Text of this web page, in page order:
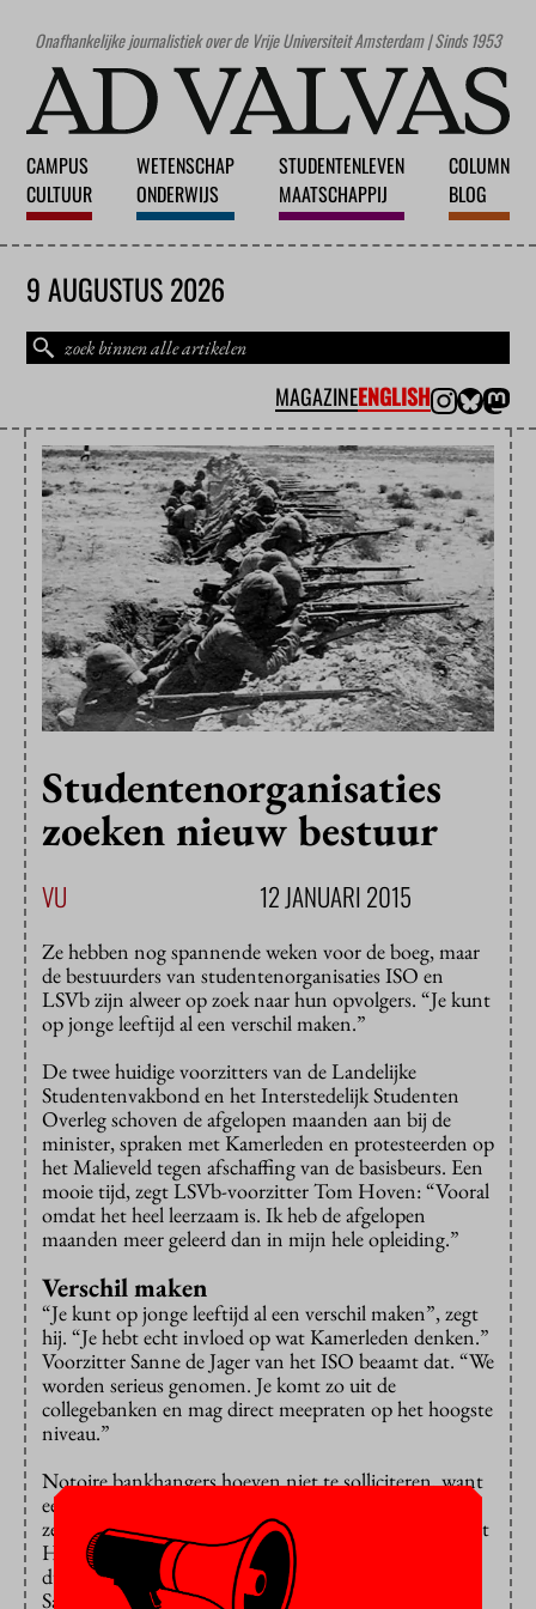
Onafhankelijke journalistiek over de Vrije Universiteit Amsterdam | Sinds 1953
CAMPUS
CULTUUR
WETENSCHAP
ONDERWIJS
STUDENTENLEVEN
MAATSCHAPPIJ
COLUMN
BLOG
9 AUGUSTUS 2026
MAGAZINEENGLISH
Studentenorganisaties
zoeken nieuw bestuur
VU 12 JANUARI 2015
Ze hebben nog spannende weken voor de boeg, maar
de bestuurders van studentenorganisaties ISO en
LSVb zijn alweer op zoek naar hun opvolgers. “Je kunt
op jonge leeftijd al een verschil maken.”
De twee huidige voorzitters van de Landelijke
Studentenvakbond en het Interstedelijk Studenten
Overleg schoven de afgelopen maanden aan bij de
minister, spraken met Kamerleden en protesteerden op
het Malieveld tegen afschaffing van de basisbeurs. Een
mooie tijd, zegt LSVb-voorzitter Tom Hoven: “Vooral
omdat het heel leerzaam is. Ik heb de afgelopen
maanden meer geleerd dan in mijn hele opleiding.”
Verschil maken
“Je kunt op jonge leeftijd al een verschil maken”, zegt
hij. “Je hebt echt invloed op wat Kamerleden denken.”
Voorzitter Sanne de Jager van het ISO beaamt dat. “We
worden serieus genomen. Je komt zo uit de
collegebanken en mag direct meepraten op het hoogste
niveau.”
Notoire bankhangers hoeven niet te solliciteren, want
een bestuursjaar vergt veel inzet. Toch al gauw zo’n
zestig uur per week. “Hartstikke hard werken”, beaamt
Hoven. “Maar je krijgt er veel voor terug.” Het is het
dubbel en dwars waard, verzekert ook ISO-voorzitter
Sanne de Jager. “Ik heb familie en vrienden echt nog